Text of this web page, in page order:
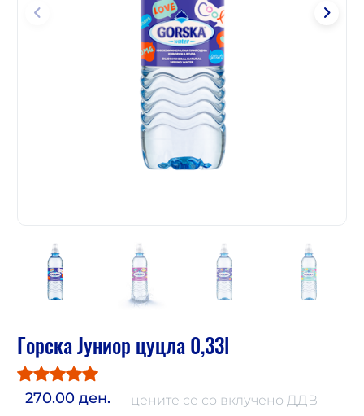
Горска Јуниор цуцла 0,33l
270.00 ден. цените се со вклучено ДДВ